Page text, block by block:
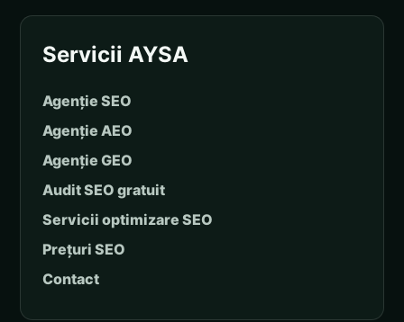
Servicii AYSA
Agenție SEO
Agenție AEO
Agenție GEO
Audit SEO gratuit
Servicii optimizare SEO
Prețuri SEO
Contact